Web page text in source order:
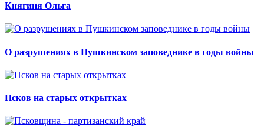
Княгиня Ольга
О разрушениях в Пушкинском заповеднике в годы войны
Псков на старых открытках